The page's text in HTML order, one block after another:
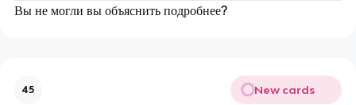
Вы не могли вы объяснить подробнее?
45 New cards